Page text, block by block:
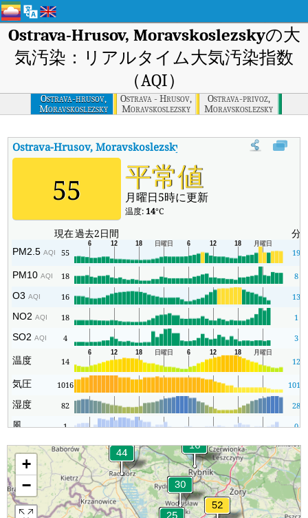
Ostrava-Hrusov, Moravskoslezskyの大
気汚染：リアルタイム大気汚染指数
（AQI）
Ostrava-hrusov,
Moravskoslezsky
Ostrava - Hrusov,
Moravskoslezsky
Ostrava-privoz,
Moravskoslezsky
Ostrava-Hrusov, Moravskoslezsky の大気汚染指数: Ostrava-
55 平常値
月曜日5時に更新
温度: 14°C
現在過去2日間 分
PM2.5AQI 55 19
PM10AQI 18 8
O3AQI 16 13
NO2AQI 18 1
SO2AQI 4 3
温度 14 12
気圧 1016 1016
湿度 82 28
風 1 0
+
−